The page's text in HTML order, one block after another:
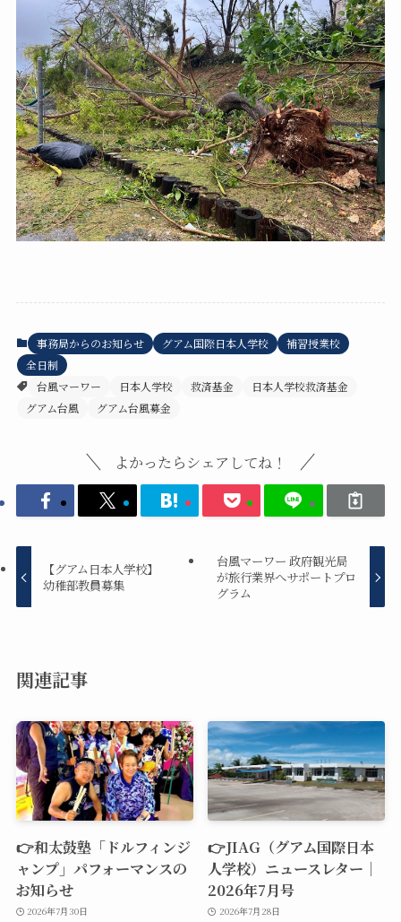
事務局からのお知らせ グアム国際日本人学校
補習授業校
全日制
台風マーワー
日本人学校 救済基金
日本人学校救済基金
グアム台風
グアム台風募金
よかったらシェアしてね！
【グアム日本人学校】
幼稚部教員募集
台風マーワー 政府観光局
が旅行業界へサポートプロ
グラム
関連記事
👉和太鼓塾「ドルフィンジ
ャンプ」パフォーマンスの
お知らせ
2026年7月30日
👉JIAG（グアム国際日本
人学校）ニュースレター｜
2026年7月号
2026年7月28日